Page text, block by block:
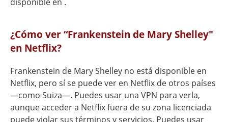
¿Cómo ver “Frankenstein de Mary Shelley"
en Netflix?
Frankenstein de Mary Shelley no está disponible en
Netflix, pero sí se puede ver en Netflix de otros países
—como Suiza—. Puedes usar una VPN para verla,
aunque acceder a Netflix fuera de su zona licenciada
puede violar sus términos y servicios. Puedes usar